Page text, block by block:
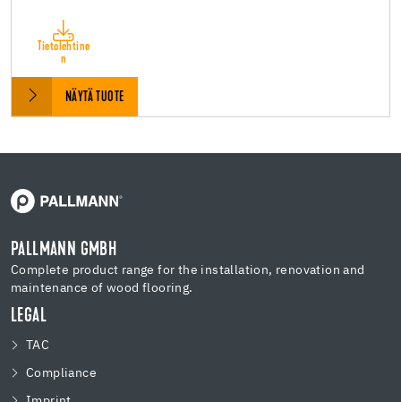
Tietolehtine
n
NÄYTÄ TUOTE
PALLMANN GMBH
Complete product range for the installation, renovation and
maintenance of wood flooring.
LEGAL
TAC
Compliance